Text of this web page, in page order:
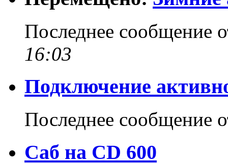
Последнее сообщение
16:03
Подключение
Последнее сообщение
Саб на CD 600